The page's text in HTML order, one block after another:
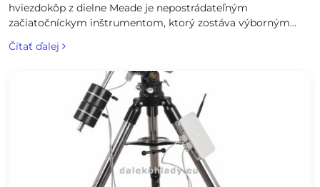
hviezdokôp z dielne Meade je nepostrádateľným
začiatočníckym inštrumentom, ktorý zostáva výborným
Astrobinokulár s kvalitnou optikou BaK-4 a antireflexami
Čítať ďalej